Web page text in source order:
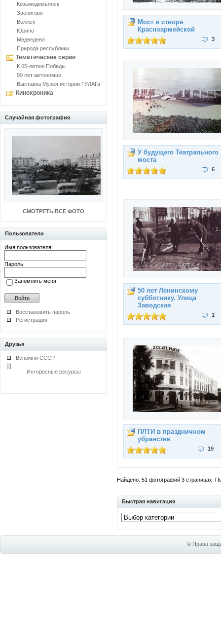
Козьмодемьянск
Звенигово
Волжск
Юрино
Медведево
Природа республики
Тематические серии
К 65-летию Победы
90 лет автономии
Выставка Музея истории ГУЛАГа
Кинохроника
Случайная фотография
СМОТРЕТЬ ВСЕ ФОТО
Пользователи
Имя пользователя:
Пароль:
Запомнить меня
Восстановить пароль
Регистрация
Друзья
Вспомни СССР
Интересные ресурсы
Мост в створе
Красноармейской
3
У будущего Театрального
моста
6
50 лет Ленинскому
субботнику. Улица
Заводская
1
ПЛТИ в праздничном
убранстве
19
Найдено: 51 фотографий 3 страницах.
Быстрая навигация
© Права